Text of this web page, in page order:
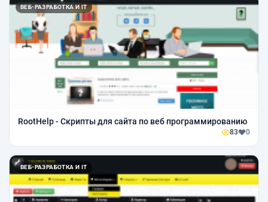
ВЕБ-РАЗРАБОТКА И IT
RootHelp - Скрипты для сайта по веб программированию
83 0
ВЕБ-РАЗРАБОТКА И IT